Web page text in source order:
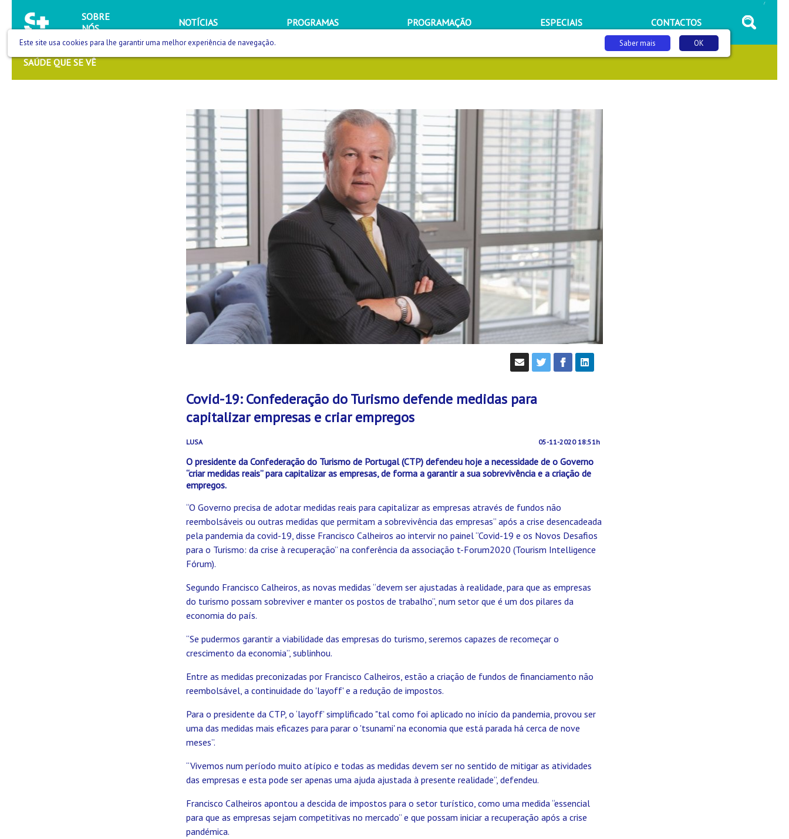
SOBRE
NÓS
NOTÍCIAS PROGRAMAS PROGRAMAÇÃO ESPECIAIS CONTACTOS
/
SAÚDE QUE SE VÊ
Covid-19: Confederação do Turismo defende medidas para
capitalizar empresas e criar empregos
LUSA 05-11-2020 18:51h
O presidente da Confederação do Turismo de Portugal (CTP) defendeu hoje a necessidade de o Governo
“criar medidas reais” para capitalizar as empresas, de forma a garantir a sua sobrevivência e a criação de
empregos.
“O Governo precisa de adotar medidas reais para capitalizar as empresas através de fundos não
reembolsáveis ou outras medidas que permitam a sobrevivência das empresas” após a crise desencadeada
pela pandemia da covid-19, disse Francisco Calheiros ao intervir no painel “Covid-19 e os Novos Desafios
para o Turismo: da crise à recuperação” na conferência da associação t-Forum2020 (Tourism Intelligence
Fórum).
Segundo Francisco Calheiros, as novas medidas “devem ser ajustadas à realidade, para que as empresas
do turismo possam sobreviver e manter os postos de trabalho”, num setor que é um dos pilares da
economia do país.
“Se pudermos garantir a viabilidade das empresas do turismo, seremos capazes de recomeçar o
crescimento da economia”, sublinhou.
Entre as medidas preconizadas por Francisco Calheiros, estão a criação de fundos de financiamento não
reembolsável, a continuidade do 'layoff' e a redução de impostos.
Para o presidente da CTP, o ‘layoff’ simplificado "tal como foi aplicado no início da pandemia, provou ser
uma das medidas mais eficazes para parar o 'tsunami' na economia que está parada há cerca de nove
meses”.
“Vivemos num período muito atípico e todas as medidas devem ser no sentido de mitigar as atividades
das empresas e esta pode ser apenas uma ajuda ajustada à presente realidade”, defendeu.
Francisco Calheiros apontou a descida de impostos para o setor turístico, como uma medida “essencial
para que as empresas sejam competitivas no mercado” e que possam iniciar a recuperação após a crise
pandémica.
Este site usa cookies para lhe garantir uma melhor experiência de navegação. OK
Saber mais